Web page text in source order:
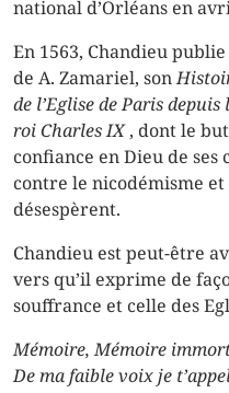
national d’Orléans en
En 1563, Chandieu
de A. Zamariel, son
de l’Eglise de Parisdepuis
roi Charles IX, dont le
confiance en Dieu de
contre le nicodémisme et
désespèrent.
Chandieu est peut-être
vers qu’il exprime de
souffrance et celle des
Mémoire, Mémoire
De ma faible voix je